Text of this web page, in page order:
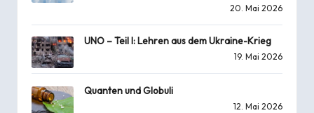
20. Mai 2026
UNO – Teil I: Lehren aus dem Ukraine-Krieg
19. Mai 2026
Quanten und Globuli
12. Mai 2026